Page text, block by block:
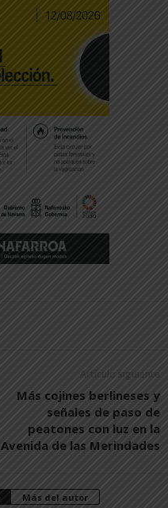
Artículo siguiente
Más cojines berlineses y
señales de paso de
peatones con luz en la
Avenida de las Merindades
Más del autor